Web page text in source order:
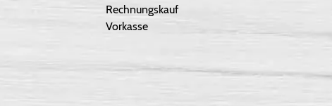
Rechnungskauf
Vorkasse